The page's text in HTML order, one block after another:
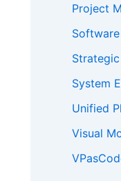
Project
System
Unified
Visual